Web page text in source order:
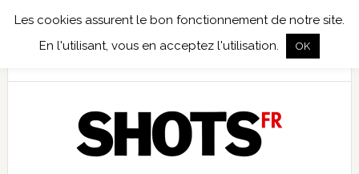
Les cookies assurent le bon fonctionnement de notre site.
En l'utilisant, vous en acceptez l'utilisation.
OK